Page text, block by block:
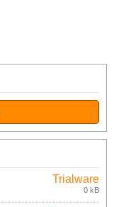
Trialware
0 kB